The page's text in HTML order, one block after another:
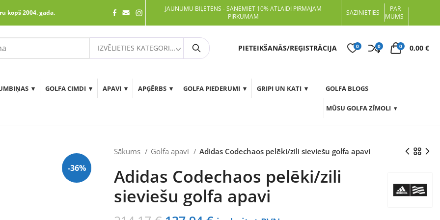
kopš 2004. gada.
JAUNUMU BIĻETENS - SAŅEMIET 10% ATLAIDI PIRMAJAM
PIRKUMAM
SAZINIETIES
PAR
MUMS
IZVĒLIETIES KATEGORIJU Meklēt PIETEIKŠANĀS/REĢISTRĀCIJA 0 0 0 0,00 €
GOLFA CIMDI APAVI APĢĒRBS GOLFA PIEDERUMI GRIPI UN KATI GOLFA BLOGS
MŪSU GOLFA ZĪMOLI
-36%
Sākums Golfa apavi Adidas Codechaos pelēki/zili sieviešu golfa apavi
Adidas Codechaos pelēki/zili
sieviešu golfa apavi